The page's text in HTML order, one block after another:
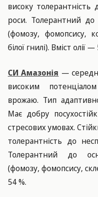
високу толерантність
роси. Толерантний
(фомозу, фомопсису,
білої гнилі). Вміст олії
СИ Амазонія —
високим
врожаю. Тип
Має добру
стресових умовах.
толерантність до
Толерантний до
(фомозу, фомопсису,
54 %.